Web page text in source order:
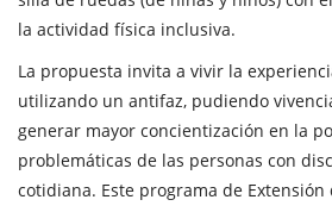
la actividad física inclusiva.
La propuesta invita a vivir la
utilizando un antifaz, pudiendo
generar mayor concientización en la
problemáticas de las personas con
cotidiana. Este programa de Extensión